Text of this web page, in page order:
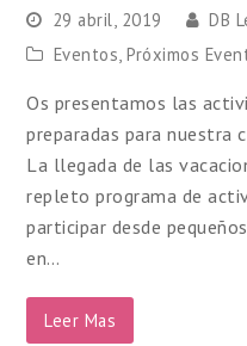
29 abril, 2019
DB
Eventos,Próximos
Os presentamos las
preparadas para nuestra
La llegada de las
repleto programa de
participar desde
en…
Leer Mas